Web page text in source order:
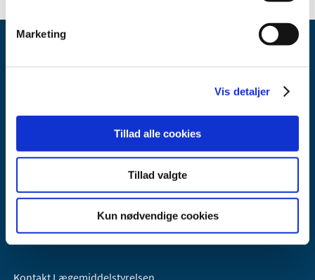
Marketing
Vis detaljer
Tillad alle cookies
Tillad valgte
Kun nødvendige cookies
Lægemiddelstyrelsen
Axel Heides Gade 1
Lægemiddelstyrelsen er en del af
Sundheds- og Kirkeministeriet.
Kontakt Lægemiddelstyrelsen